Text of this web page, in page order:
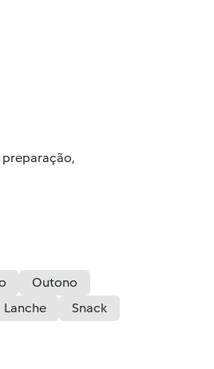
preparação,
Outono
Lanche
Snack